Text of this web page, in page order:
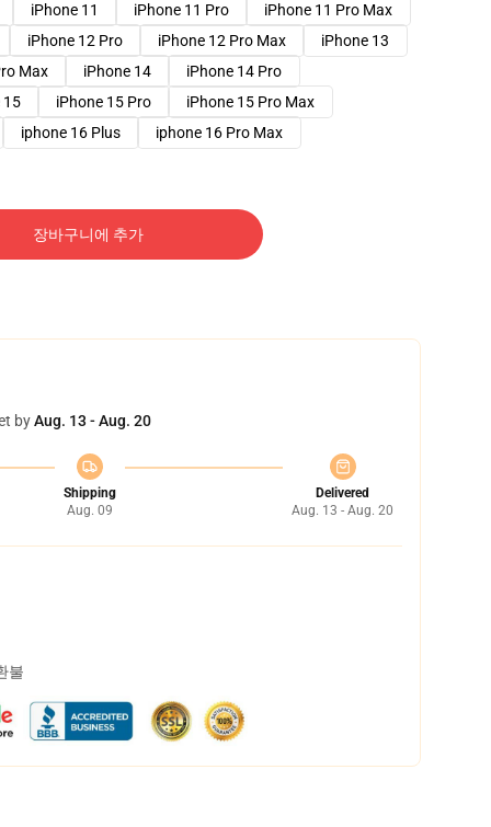
iPhone 11 iPhone 11 Pro
iPhone 11 Pro Max
iPhone 12 Pro iPhone 12 Pro Max
iPhone 13
Max iPhone 14
iPhone 14 Pro
15 iPhone 15 Pro
iPhone 15 Pro Max
iphone 16 Plus iphone 16 Pro Max
장바구니에 추가
byAug. 13 - Aug. 20
Shipping
Aug. 09
Delivered
Aug. 13 - Aug. 20
불